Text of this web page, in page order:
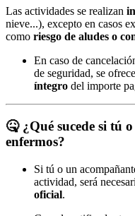
Las actividades se realizan
nieve...), excepto en casos
como riesgo de aludes o
En caso de
de seguridad, se
íntegro del importe
🤒 ¿Qué sucede si tú
enfermos?
Si tú o un
actividad, será
oficial.